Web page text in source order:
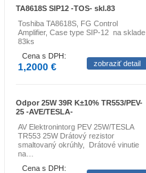
TA8618S SIP12 -TOS- skl.83
Toshiba TA8618S, FG Control
Amplifier, Case type SIP-12 na sklade
83ks
Cena s DPH:
1,2000 € zobraziť detail
Odpor 25W 39R K±10% TR553/PEV-
25 -AVE/TESLA-
AV Elektronintorg PEV 25W/TESLA
TR553 25W Drátový rezistor
smaltovaný okrúhly, Drátové vinutie
na…
Cena s DPH: